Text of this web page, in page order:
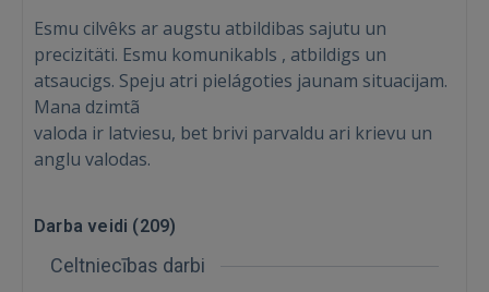
Esmu cilvêks ar augstu atbildibas sajutu un
precizitäti. Esmu komunikabls , atbildigs un
atsaucigs. Speju atri pielágoties jaunam situacijam.
Mana dzimtã
valoda ir latviesu, bet brivi parvaldu ari krievu un
anglu valodas.
Darba veidi (209)
Celtniecības darbi